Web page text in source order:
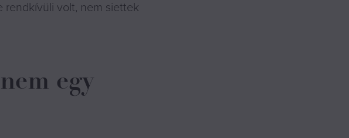
rendkívüli volt, nem siettek
egy